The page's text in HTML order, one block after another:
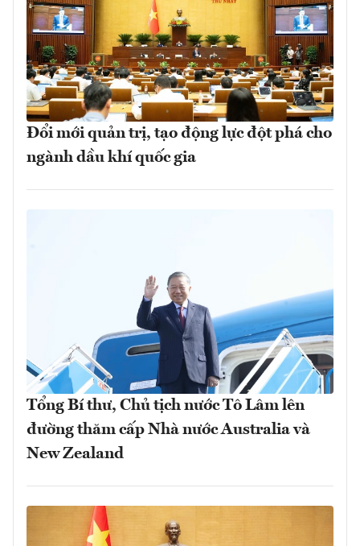
Đổi mới quản trị, tạo động lực đột phá cho
ngành dầu khí quốc gia
Tổng Bí thư, Chủ tịch nước Tô Lâm lên
đường thăm cấp Nhà nước Australia và
New Zealand